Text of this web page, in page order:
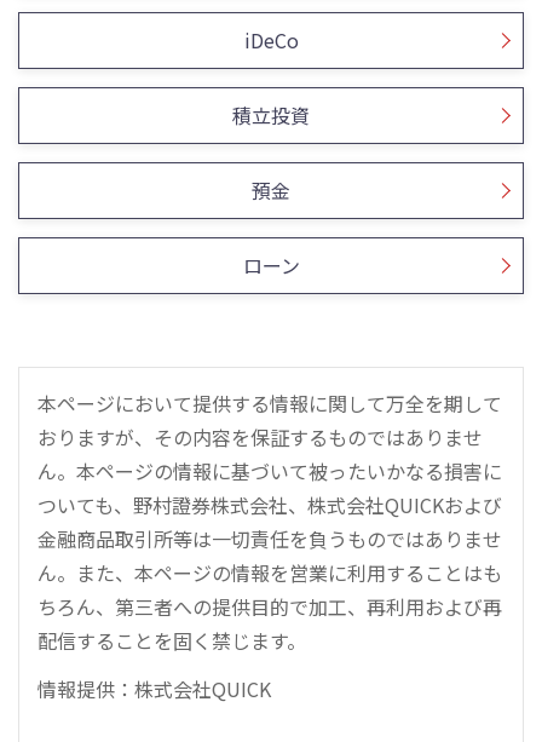
iDeCo
積立投資
預金
ローン
本ページにおいて提供する情報に関して万全を期して
おりますが、その内容を保証するものではありませ
ん。本ページの情報に基づいて被ったいかなる損害に
ついても、野村證券株式会社、株式会社QUICKおよび
金融商品取引所等は一切責任を負うものではありませ
ん。また、本ページの情報を営業に利用することはも
ちろん、第三者への提供目的で加工、再利用および再
配信することを固く禁じます。
情報提供：株式会社QUICK